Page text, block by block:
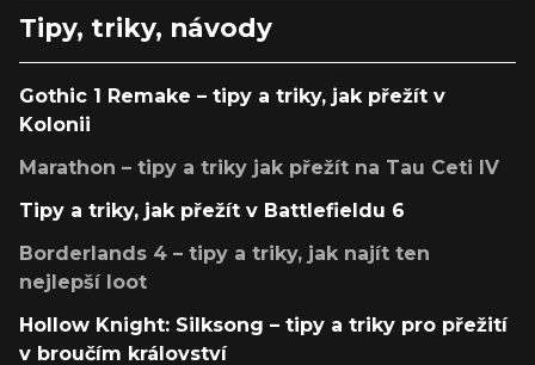
Tipy, triky, návody
Gothic 1 Remake – tipy a triky, jak přežít v
Kolonii
Marathon – tipy a triky jak přežít na Tau Ceti IV
Tipy a triky, jak přežít v Battlefieldu 6
Borderlands 4 – tipy a triky, jak najít ten
nejlepší loot
Hollow Knight: Silksong – tipy a triky pro přežití
v broučím království